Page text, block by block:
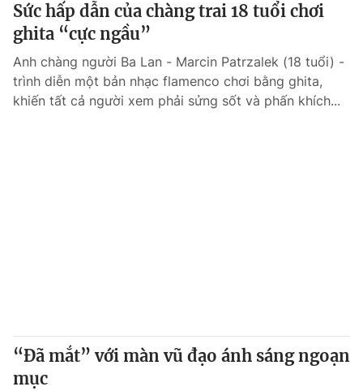
Sức hấp dẫn của chàng trai 18 tuổi chơi
ghita “cực ngầu”
Anh chàng người Ba Lan - Marcin Patrzalek (18 tuổi) -
trình diễn một bản nhạc flamenco chơi bằng ghita,
khiến tất cả người xem phải sửng sốt và phấn khích...
“Đã mắt” với màn vũ đạo ánh sáng ngoạn
mục